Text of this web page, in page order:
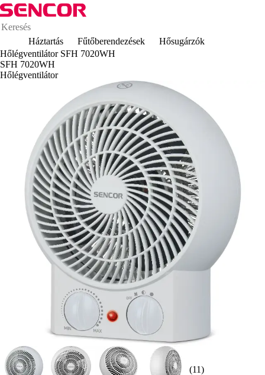
Háztartás Fűtőberendezések
Hősugárzók
Hőlégventilátor SFH 7020WH
SFH 7020WH
Hőlégventilátor
(11)